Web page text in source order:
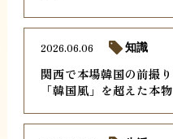
関西で本場韓国の前撮
「韓国風」を超えた本
2026.06.06 知識